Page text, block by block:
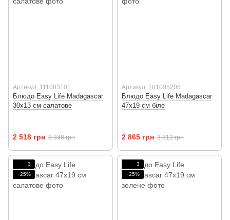
Артикул: 111003101
Блюдо Easy Life Madagascar
30х13 см салатове
2 518 грн 3 348 грн
Артикул: 101005205
Блюдо Easy Life Madagascar
47х19 см біле
2 865 грн 3 812 грн
3
−25%
3
−25%